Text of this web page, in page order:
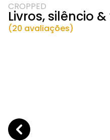
CROPPED
Livros, silêncio
(20 avaliações)